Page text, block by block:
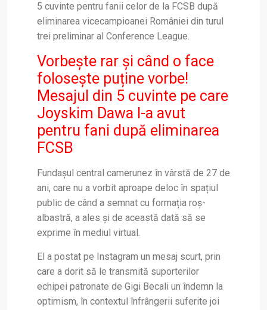
5 cuvinte pentru fanii celor de la FCSB după
eliminarea vicecampioanei României din turul
trei preliminar al Conference League.
Vorbește rar și când o face
folosește puține vorbe!
Mesajul din 5 cuvinte pe care
Joyskim Dawa l-a avut
pentru fani după eliminarea
FCSB
Fundașul central camerunez în vârstă de 27 de
ani, care nu a vorbit aproape deloc în spațiul
public de când a semnat cu formația roș-
albastră, a ales și de această dată să se
exprime în mediul virtual.
El a postat pe Instagram un mesaj scurt, prin
care a dorit să le transmită suporterilor
echipei patronate de Gigi Becali un îndemn la
optimism, în contextul înfrângerii suferite joi